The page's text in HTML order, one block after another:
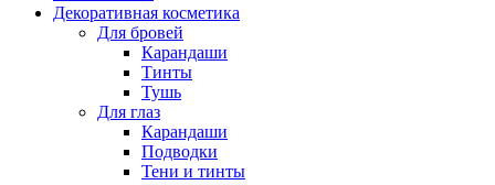
Декоративная косметика
Для бровей
Карандаши
Тинты
Тушь
Для глаз
Карандаши
Подводки
Тени и тинты